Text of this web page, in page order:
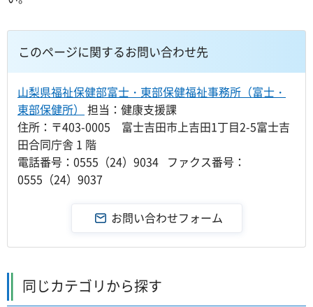
このページに関するお問い合わせ先
山梨県福祉保健部富士・東部保健福祉事務所（富士・
東部保健所）
担当：健康支援課
住所：〒403-0005 富士吉田市上吉田1丁目2-5富士吉
田合同庁舎 1 階
電話番号：0555（24）9034 ファクス番号：
0555（24）9037
同じカテゴリから探す